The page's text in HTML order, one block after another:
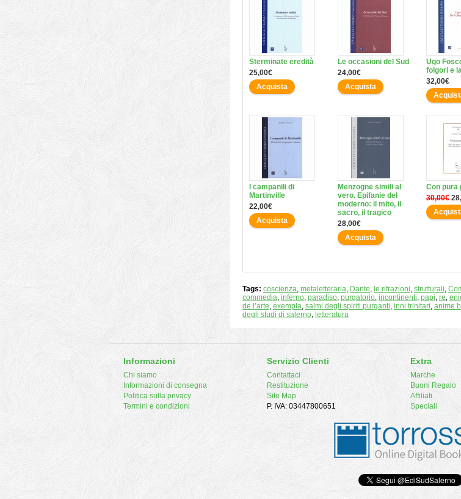
Sterminate eredità
25,00€
Acquista
Le occasioni del Sud
24,00€
Acquista
Ugo
folgori e
32,00€
I campanili di
Martinville
22,00€
Acquista
Menzogne simili al
vero. Epifanie del
moderno: il mito, il
sacro, il tragico
28,00€
Acquista
Con pura
30,00€
Tags: coscienza, metaletteraria, Dante, le rifrazioni, strutturali,
commedia, inferno, paradiso, purgatorio, incontinenti, papi, re,
de l’arte, exempla, salmi degli spiriti purganti, inni trinitari, anime
degli studi di salerno, letteratura
Informazioni
Chi siamo
Informazioni di consegna
Politica sulla privacy
Termini e condizioni
Servizio Clienti
Contattaci
Restituzione
Site Map
P. IVA: 03447800651
Extra
Marche
Buoni Regalo
Affiliati
Speciali